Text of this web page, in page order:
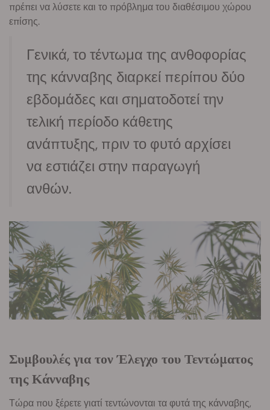
πρέπει να λύσετε και το πρόβλημα του διαθέσιμου χώρου
επίσης.
Γενικά, το τέντωμα της ανθοφορίας
της κάνναβης διαρκεί περίπου δύο
εβδομάδες και σηματοδοτεί την
τελική περίοδο κάθετης
ανάπτυξης, πριν το φυτό αρχίσει
να εστιάζει στην παραγωγή
ανθών.
Συμβουλές για τον Έλεγχο του Τεντώματος
της Κάνναβης
Τώρα που ξέρετε γιατί τεντώνονται τα φυτά της κάνναβης,